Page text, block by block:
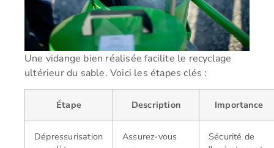
Une vidange bien réalisée facilite le recyclage
ultérieur du sable. Voici les étapes clés :
Étape Description Importance
Dépressurisation
Assurez-vous
Sécurité de